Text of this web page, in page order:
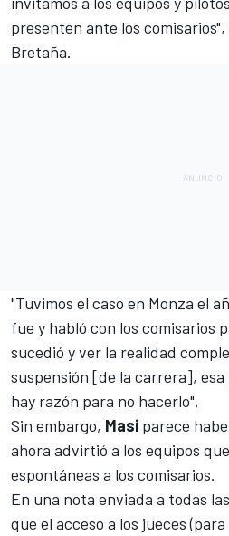
presenten ante los
Bretaña.
"Tuvimos el caso en Monza el
fue y habló con los comisarios
sucedió y ver la realidad
suspensión [de la carrera],
hay razón para no hacerlo".
Sin embargo, Masi parece
ahora advirtió a los equipos
espontáneas a los comisarios.
En una nota enviada a todas
que el acceso a los jueces